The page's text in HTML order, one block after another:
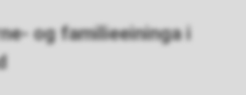
og familieeininga i